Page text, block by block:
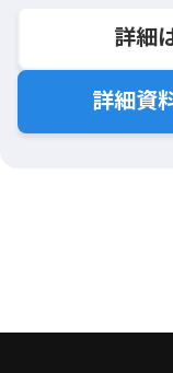
詳細
詳細資